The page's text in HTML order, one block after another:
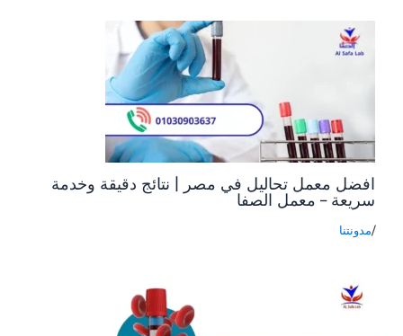
افضل معمل تحاليل في مصر | نتائج دقيقة وخدمة
سريعة – معمل الصفا
/مدونتنا